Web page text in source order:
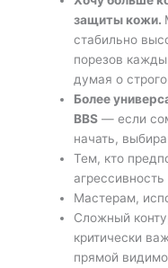
защиты кожи.
стабильно
порезов
думая о
Более
BBS— если
начать,
Тем, кто
Мастерам,
Сложный
критически
прямой